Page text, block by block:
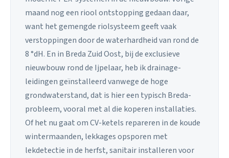
maand nog een riool ontstopping gedaan daar,
want het gemengde riolsysteem geeft vaak
verstoppingen door de waterhardheid van rond de
8 °dH. En in Breda Zuid Oost, bij de exclusieve
nieuwbouw rond de Ijpelaar, heb ik drainage-
leidingen geïnstalleerd vanwege de hoge
grondwaterstand, dat is hier een typisch Breda-
probleem, vooral met al die koperen installaties.
Of het nu gaat om CV-ketels repareren in de koude
wintermaanden, lekkages opsporen met
lekdetectie in de herfst, sanitair installeren voor